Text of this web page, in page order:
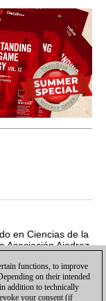
en Ciencias de la
Asociación Ajedrez
functions, to improve
on their intended
addition to technically
your consent (if